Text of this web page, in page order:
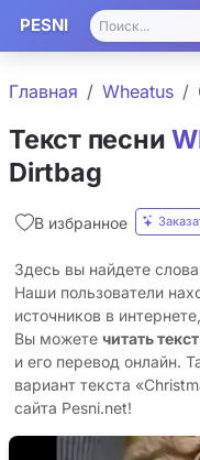
PESNI
Главная Wheatus
Текст песни
Dirtbag
В избранное
Здесь вы найдете
Наши пользователи
источников в
Вы можете читать
и его перевод онлайн.
вариант текста
сайта Pesni.net!